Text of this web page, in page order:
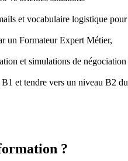
et vocabulaire logistique pour
un Formateur Expert Métier,
et simulations de négociation
et tendre vers un niveau B2 du
?